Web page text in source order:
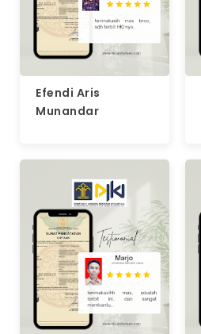
Efendi Aris
Munandar